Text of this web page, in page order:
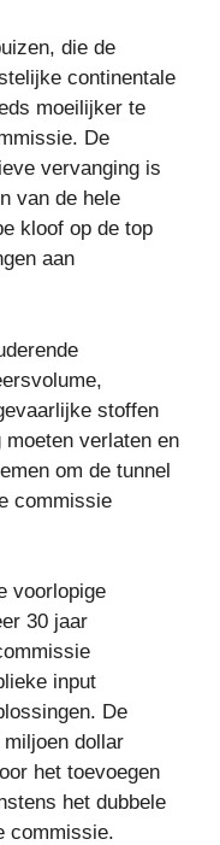
die de
continentale
moeilijker te
De
vervanging is
van de hele
kloof op de top
aan
stoffen
verlaten en
om de tunnel
commissie
voorlopige
30 jaar
input
De
dollar
het toevoegen
het dubbele
commissie.